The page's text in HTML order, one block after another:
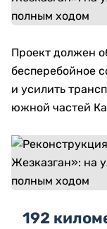
Проект должен
бесперебойное
и усилить
южной частей
192